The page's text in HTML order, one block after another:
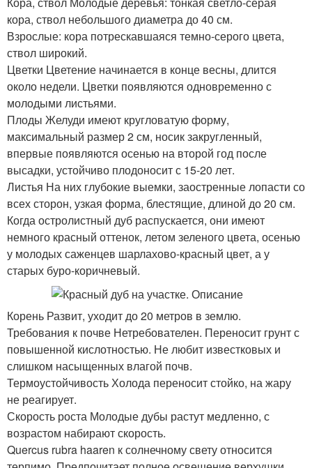
кора, ствол небольшого диаметра до 40 см.
Взрослые: кора потрескавшаяся темно-серого цвета,
ствол широкий.
Цветки Цветение начинается в конце весны, длится
около недели. Цветки появляются одновременно с
молодыми листьями.
Плоды Желуди имеют кругловатую форму,
максимальный размер 2 см, носик закругленный,
впервые появляются осенью на второй год после
высадки, устойчиво плодоносит с 15-20 лет.
Листья На них глубокие выемки, заостренные лопасти со
всех сторон, узкая форма, блестящие, длиной до 20 см.
Когда остролистный дуб распускается, они имеют
немного красный оттенок, летом зеленого цвета, осенью
у молодых саженцев шарлахово-красный цвет, а у
старых буро-коричневый.
Корень Развит, уходит до 20 метров в землю.
Требования к почве Нетребователен. Переносит грунт с
повышенной кислотностью. Не любит известковых и
слишком насыщенных влагой почв.
Термоустойчивость Холода переносит стойко, на жару
не реагирует.
Скорость роста Молодые дубы растут медленно, с
возрастом набирают скорость.
Quercus rubra haaren к солнечному свету относится